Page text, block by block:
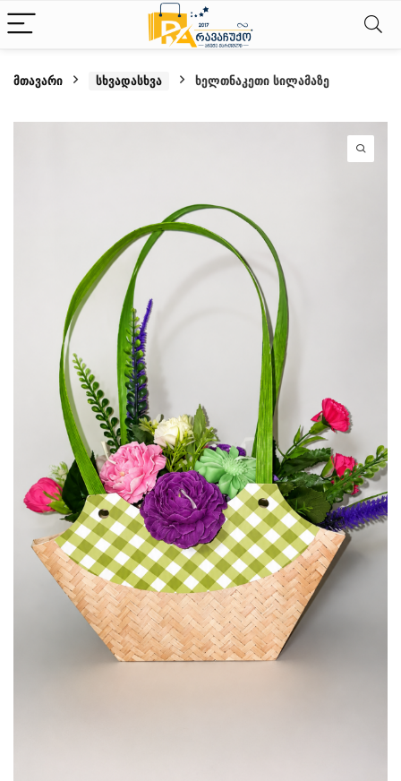
მთავარი სხვადასხვა ხელთნაკეთი სილამაზე